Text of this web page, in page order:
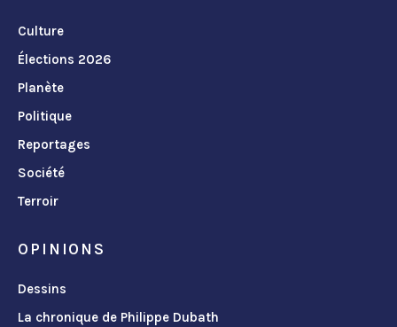
Culture
Élections 2026
Planète
Politique
Reportages
Société
Terroir
OPINIONS
Dessins
La chronique de Philippe Dubath